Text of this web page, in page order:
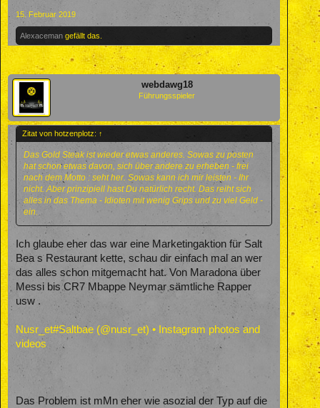
15. Februar 2019
Alexaceman gefällt das.
webdawg18
Führungsspieler
Zitat von hotzenplotz: ↑
Das Gold Steak ist wieder etwas anderes. Sowas zu posten
hat schon etwas davon, sich über andere zu erheben - frei
nach dem Motto : seht her. Sowas kann ich mir leisten - Ihr
nicht. Aber prinzipiell hast Du natürlich recht. Das reiht sich
alles in das Thema - Idioten mit wenig Grips und zu viel Geld -
ein.
Ich glaube eher das war eine Marketingaktion für Salt
Bea s Restaurant kette, schau dir einfach mal an wer
das alles schon mitgemacht hat. Von Maradona über
Messi bis CR7 Mbappe Neymar sämtliche Rapper
usw .
Nusr_et#Saltbae (@nusr_et) • Instagram photos and
videos
Das Problem ist mMn eher wie asozial der Typ auf die